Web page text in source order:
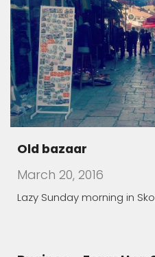
Old bazaar
March 20, 2016
Lazy Sunday morning in